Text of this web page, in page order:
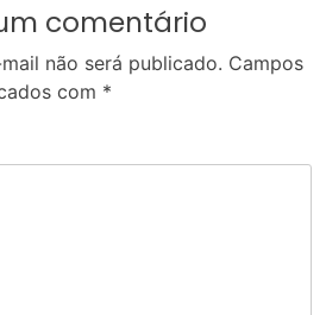
comentário
não será publicado. Campos
com *